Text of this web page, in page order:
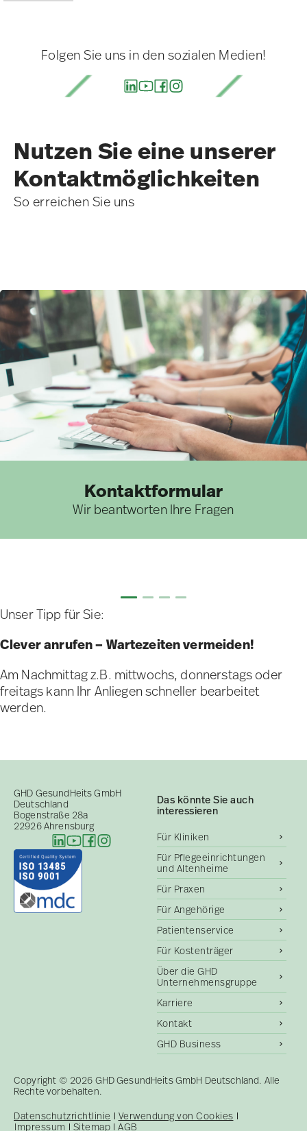
Folgen Sie uns in den sozialen Medien!
Nutzen Sie eine unserer
Kontakt­möglichkeiten
So erreichen Sie uns
Kontaktformular
Wir beantworten Ihre Fragen
Unser Tipp für Sie:
Clever anrufen – Wartezeiten vermeiden!
Am Nachmittag z.B. mittwochs, donnerstags oder
freitags kann Ihr Anliegen schneller bearbeitet
werden.
GHD GesundHeits GmbH
Deutschland
Bogenstraße 28a
22926 Ahrensburg
Das könnte Sie auch
interessieren
Für Kliniken
Für Pflegeeinrichtungen
und Altenheime
Für Praxen
Für Angehörige
Patientenservice
Für Kostenträger
Über die GHD
Unternehmensgruppe
Karriere
Kontakt
GHD Business
Copyright © 2026 GHD GesundHeits GmbH Deutschland. Alle
Rechte vorbehalten.
Datenschutzrichtlinie
Verwendung von Cookies
Impressum Sitemap AGB